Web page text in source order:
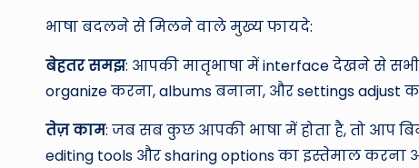
भाषा बदलने से मिलने वाले मुख्य फायदे:
बेहतर समझ: आपकी मातृभाषा में interface देखने से
organize करना, albums बनाना, और settings adjust
तेज़ काम: जब सब कुछ आपकी भाषा में होता है, तो आप
editing tools और sharing options का इस्तेमाल करना